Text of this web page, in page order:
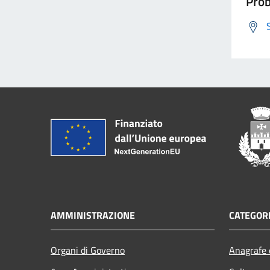
AMMINISTRAZIONE
Organi di Governo